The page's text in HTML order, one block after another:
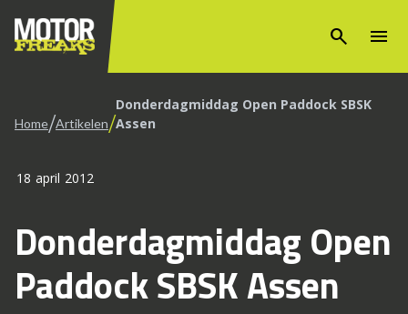
search menu
Home/Artikelen/Donderdagmiddag Open Paddock SBSK
Assen
18 april 2012
Donderdagmiddag Open
Paddock SBSK Assen